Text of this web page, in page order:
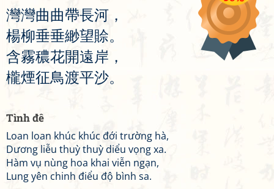
灣灣曲曲帶長河 ，
楊柳垂垂緲望賒。
含霧穠花開遠岸 ，
櫳煙征鳥渡平沙。
Tình đê
Loan loan khúc khúc đới trường hà,
Dương liễu thuỳ thuỳ diểu vọng xa.
Hàm vụ nùng hoa khai viễn ngạn,
Lung yên chinh điểu độ bình sa.